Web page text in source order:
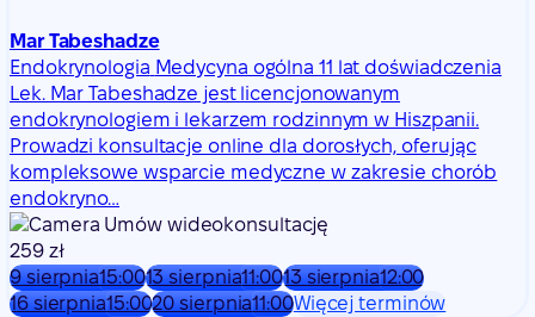
Mar Tabeshadze
Endokrynologia Medycyna ogólna 11 lat doświadczenia
Lek. Mar Tabeshadze jest licencjonowanym
endokrynologiem i lekarzem rodzinnym w Hiszpanii.
Prowadzi konsultacje online dla dorosłych, oferując
kompleksowe wsparcie medyczne w zakresie chorób
endokryno…
Umów wideokonsultację
259 zł
9 sierpnia15:0013 sierpnia11:0013 sierpnia12:00
16 sierpnia15:0020 sierpnia11:00Więcej terminów